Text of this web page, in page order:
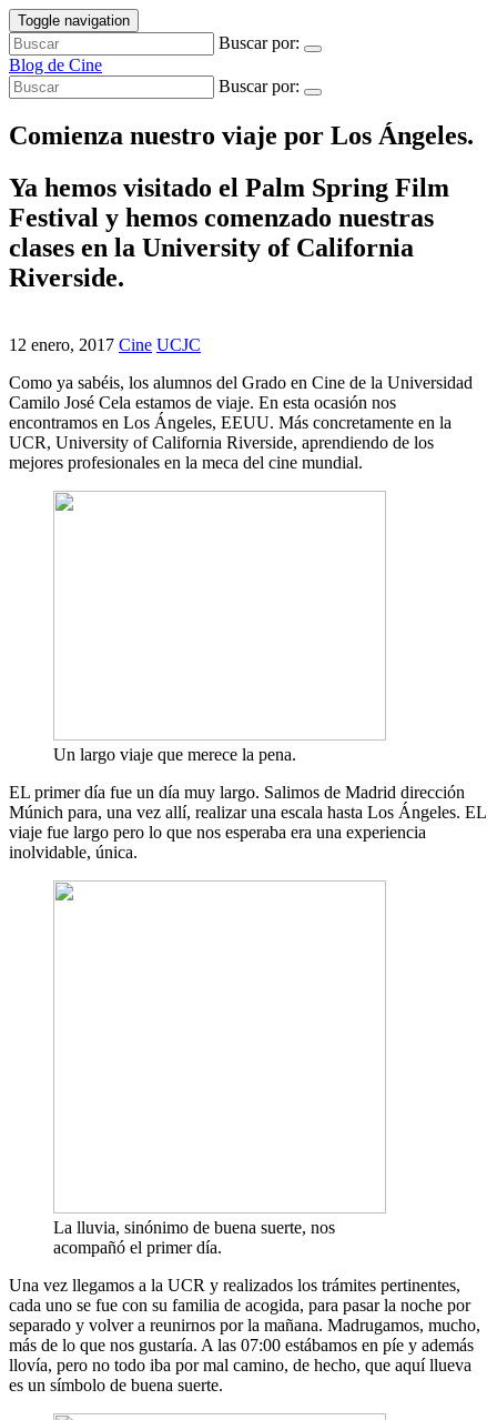
Toggle navigation
Buscar por:
Blog de Cine
Buscar por:
Comienza nuestro viaje por Los Ángeles.
Ya hemos visitado el Palm Spring Film
Festival y hemos comenzado nuestras
clases en la University of California
Riverside.
12 enero, 2017 Cine UCJC
Como ya sabéis, los alumnos del Grado en Cine de la Universidad
Camilo José Cela estamos de viaje. En esta ocasión nos
encontramos en Los Ángeles, EEUU. Más concretamente en la
UCR, University of California Riverside, aprendiendo de los
mejores profesionales en la meca del cine mundial.
Un largo viaje que merece la pena.
EL primer día fue un día muy largo. Salimos de Madrid dirección
Múnich para, una vez allí, realizar una escala hasta Los Ángeles. EL
viaje fue largo pero lo que nos esperaba era una experiencia
inolvidable, única.
La lluvia, sinónimo de buena suerte, nos
acompañó el primer día.
Una vez llegamos a la UCR y realizados los trámites pertinentes,
cada uno se fue con su familia de acogida, para pasar la noche por
separado y volver a reunirnos por la mañana. Madrugamos, mucho,
más de lo que nos gustaría. A las 07:00 estábamos en píe y además
llovía, pero no todo iba por mal camino, de hecho, que aquí llueva
es un símbolo de buena suerte.